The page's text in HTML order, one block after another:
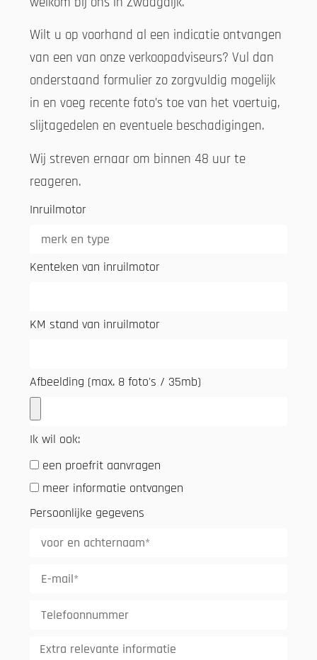
Wilt u op voorhand al een indicatie ontvangen
van een van onze verkoopadviseurs? Vul dan
onderstaand formulier zo zorgvuldig mogelijk
in en voeg recente foto’s toe van het voertuig,
slijtagedelen en eventuele beschadigingen.
Wij streven ernaar om binnen 48 uur te
reageren.
Inruilmotor
Kenteken van inruilmotor
KM stand van inruilmotor
Afbeelding (max. 8 foto's / 35mb)
Ik wil ook:
een proefrit aanvragen
meer informatie ontvangen
Persoonlijke gegevens